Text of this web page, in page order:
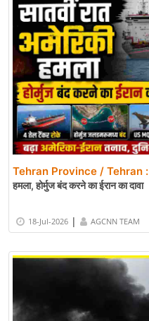
Tehran Province / Tehran :
हमला, होर्मुज बंद करने का ईरान का दावा
18-Jul-2026 | AGCNN TEAM